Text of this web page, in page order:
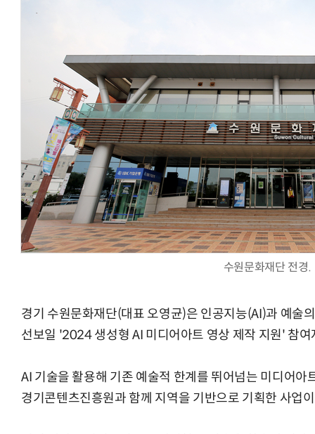
수원문화재단 전경.
경기 수원문화재단(대표 오영균)은 인공지능(AI)과 예술
선보일 '2024 생성형 AI 미디어아트 영상 제작 지원' 참
AI 기술을 활용해 기존 예술적 한계를 뛰어넘는 미디어아
경기콘텐츠진흥원과 함께 지역을 기반으로 기획한 사업
체계화 된 데이터가 곧 AI 시대의 경쟁력이다 현업에서 바로 쓰는 "하네스 엔